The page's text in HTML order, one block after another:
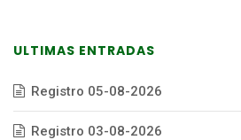
ULTIMAS ENTRADAS
Registro 05-08-2026
Registro 03-08-2026